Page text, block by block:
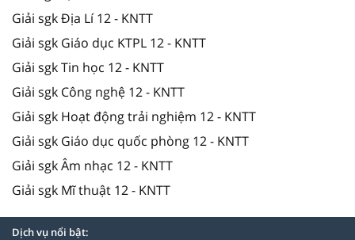
Giải sgk Địa Lí 12 - KNTT
Giải sgk Giáo dục KTPL 12 - KNTT
Giải sgk Tin học 12 - KNTT
Giải sgk Công nghệ 12 - KNTT
Giải sgk Hoạt động trải nghiệm 12 - KNTT
Giải sgk Giáo dục quốc phòng 12 - KNTT
Giải sgk Âm nhạc 12 - KNTT
Giải sgk Mĩ thuật 12 - KNTT
Dịch vụ nổi bật: